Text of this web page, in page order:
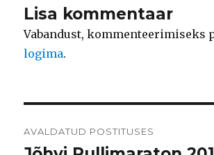
Lisa kommentaar
Vabandust, kommenteerimiseks
logima.
AVALDATUD POSTITUSES